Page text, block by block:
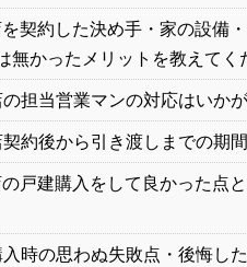
契約した決め手・家の設備
無かったメリットを教えてく
担当営業マンの対応はいか
約後から引き渡しまでの期
戸建購入をして良かった点
時の思わぬ失敗点・後悔し